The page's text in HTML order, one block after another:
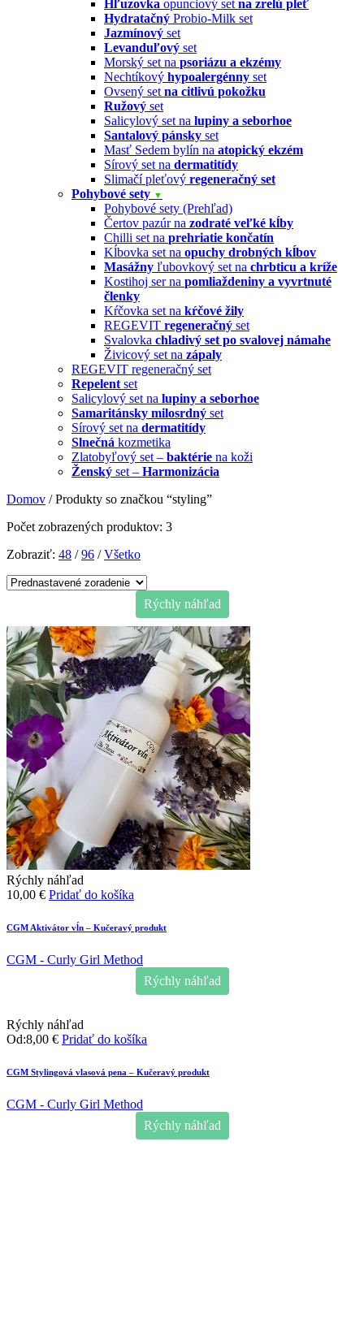
Hľuzovka opunciový set na zrelú pleť
Hydratačný Probio-Milk set
Jazmínový set
Levanduľový set
Morský set na psoriázu a ekzémy
Nechtíkový hypoalergénny set
Ovsený set na citlivú pokožku
Ružový set
Salicylový set na lupiny a seborhoe
Santalový pánsky set
Masť Sedem bylín na atopický ekzém
Sírový set na dermatitídy
Slimačí pleťový regeneračný set
Pohybové sety ▼
Pohybové sety (Prehľad)
Čertov pazúr na zodraté veľké kĺby
Chilli set na prehriatie končatín
Kĺbovka set na opuchy drobných kĺbov
Masážny ľubovkový set na chrbticu a kríže
Kostihoj ser na pomliaždeniny a vyvrtnuté
členky
Kŕčovka set na kŕčové žily
REGEVIT regeneračný set
Svalovka chladivý set po svalovej námahe
Živicový set na zápaly
REGEVIT regeneračný set
Repelent set
Salicylový set na lupiny a seborhoe
Samaritánsky milosrdný set
Sírový set na dermatitídy
Slnečná kozmetika
Zlatobyľový set – baktérie na koži
Ženský set – Harmonizácia
Domov / Produkty so značkou “styling”
Počet zobrazených produktov: 3
Zobraziť: 48 /96 /Všetko
Rýchly náhľad
Rýchly náhľad
10,00 € Pridať do košíka
CGM Aktivátor vĺn – Kučeravý produkt
CGM - Curly Girl Method
Rýchly náhľad
Rýchly náhľad
Od:8,00 € Pridať do košíka
CGM Stylingová vlasová pena – Kučeravý produkt
CGM - Curly Girl Method
Rýchly náhľad